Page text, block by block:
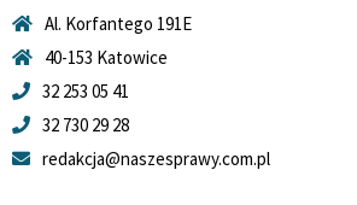
Al. Korfantego 191E
40-153 Katowice
32 253 05 41
32 730 29 28
redakcja@naszesprawy.com.pl